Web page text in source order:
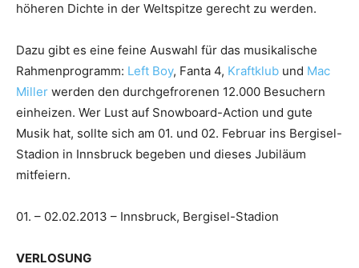
höheren Dichte in der Weltspitze gerecht zu werden.
Dazu gibt es eine feine Auswahl für das musikalische
Rahmenprogramm: Left Boy, Fanta 4, Kraftklub und Mac
Miller werden den durchgefrorenen 12.000 Besuchern
einheizen. Wer Lust auf Snowboard-Action und gute
Musik hat, sollte sich am 01. und 02. Februar ins Bergisel-
Stadion in Innsbruck begeben und dieses Jubiläum
mitfeiern.
01. – 02.02.2013 – Innsbruck, Bergisel-Stadion
VERLOSUNG